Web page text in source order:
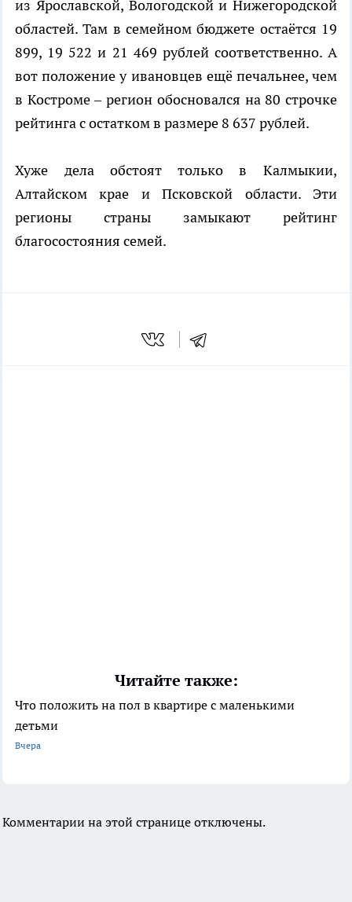
из Ярославской, Вологодской и Нижегородской
областей. Там в семейном бюджете остаётся 19
899, 19 522 и 21 469 рублей соответственно. А
вот положение у ивановцев ещё печальнее, чем
в Костроме – регион обосновался на 80 строчке
рейтинга с остатком в размере 8 637 рублей.
Хуже дела обстоят только в Калмыкии,
Алтайском крае и Псковской области. Эти
регионы страны замыкают рейтинг
благосостояния семей.
Читайте также:
Что положить на пол в квартире с маленькими
детьми
Вчера
Комментарии на этой странице отключены.